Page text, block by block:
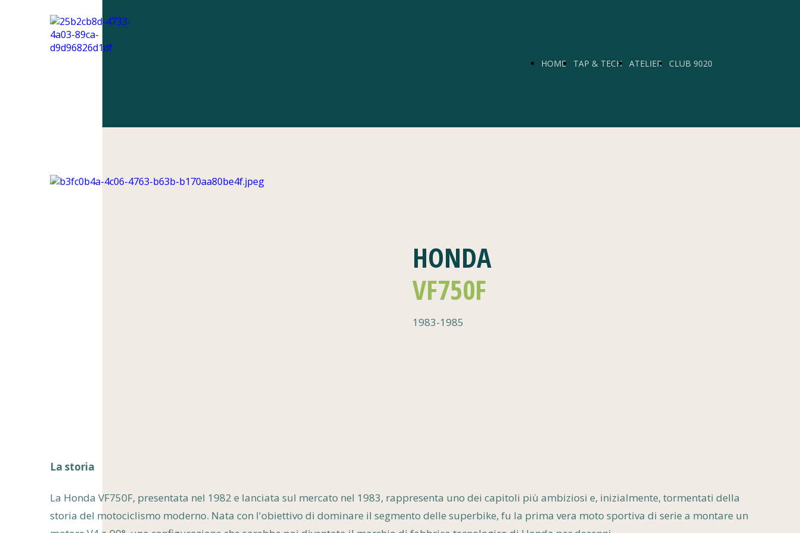
HOME TAP & TECH ATELIER CLUB 9020
HONDA
VF750F
1983-1985
La storia
La Honda VF750F, presentata nel 1982 e lanciata sul mercato nel 1983, rappresenta uno dei capitoli più ambiziosi e, inizialmente, tormentati della
storia del motociclismo moderno. Nata con l'obiettivo di dominare il segmento delle superbike, fu la prima vera moto sportiva di serie a montare un